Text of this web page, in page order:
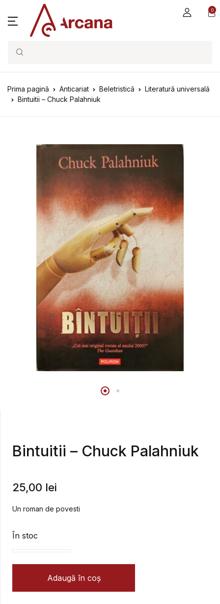
0
Search
Prima pagină Anticariat Beletristică
Literatură universală
Bintuitii – Chuck Palahniuk
Bintuitii – Chuck Palahniuk
25,00 lei
Un roman de povesti
În stoc
Adaugă în coș